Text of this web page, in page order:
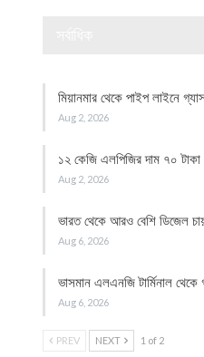
মিয়ানমার থেকে পাইপ লাইনে
Aug 2, 2026
১২ কেজি এলপিজির দাম ৭০ টাকা
Aug 2, 2026
ভারত থেকে আরও বেশি ডিজেল
Aug 6, 2026
ভাসমান এলএনজি টার্মিনাল
Aug 6, 2026
PREV NEXT 1 of 2